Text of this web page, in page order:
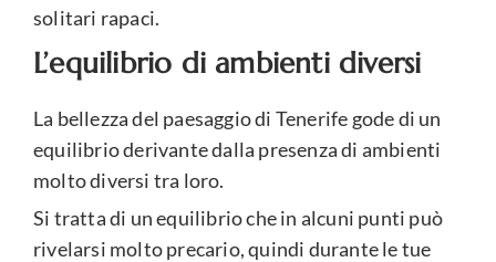
solitari rapaci.
L’equilibrio di ambienti diversi
La bellezza del paesaggio di Tenerife gode di un
equilibrio derivante dalla presenza di ambienti
molto diversi tra loro.
Si tratta di un equilibrio che in alcuni punti può
rivelarsi molto precario, quindi durante le tue